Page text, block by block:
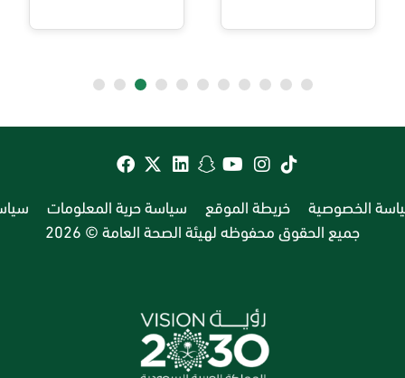
الخصوصية خريطة الموقع سياسة حرية المعلومات
جميع الحقوق محفوظه لهيئة الصحة العامة © 2026